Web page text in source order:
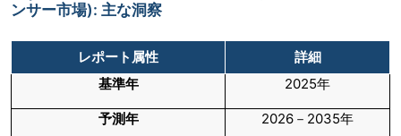
ンサー市場): 主な洞察
レポート属性
詳細
基準年
2025年
予測年 2026－2035年